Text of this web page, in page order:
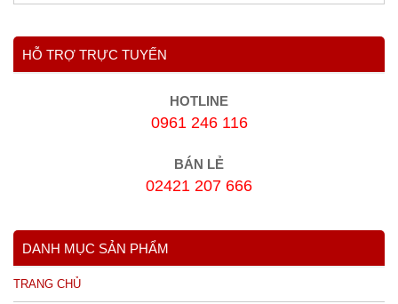
HỖ TRỢ TRỰC TUYẾN
HOTLINE
0961 246 116
BÁN LẺ
02421 207 666
DANH MỤC SẢN PHẨM
TRANG CHỦ